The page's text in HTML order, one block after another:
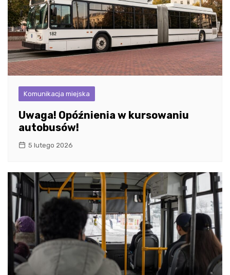
Komunikacja miejska
Uwaga! Opóźnienia w kursowaniu
autobusów!
5 lutego 2026